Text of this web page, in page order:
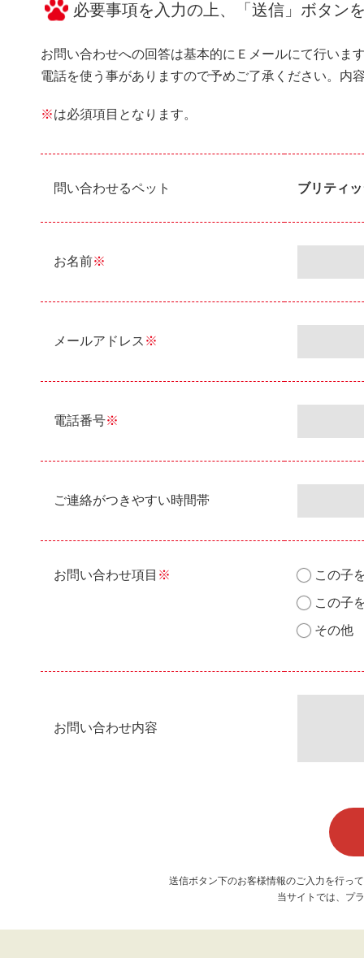
必要事項を入力の上、「送信」ボタン
お問い合わせへの回答は基本的にＥメールにて行いま
電話を使う事がありますので予めご了承ください。内
※は必須項目となります。
問い合わせるペット ブリティ
お名前※
メールアドレス ※
電話番号※
ご連絡がつきやすい時間帯
お問い合わせ項目 ※
この子
この子
その他
お問い合わせ内容
送信ボタン下のお客様情報のご入力を行っ
当サイトでは、プ